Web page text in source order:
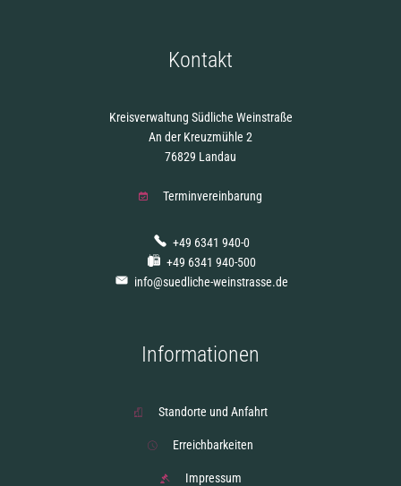
Kontakt
Kreisverwaltung Südliche Weinstraße
An der Kreuzmühle 2
76829 Landau
Terminvereinbarung
+49 6341 940-0
+49 6341 940-500
info@suedliche-weinstrasse.de
Informationen
Standorte und Anfahrt
Erreichbarkeiten
Impressum